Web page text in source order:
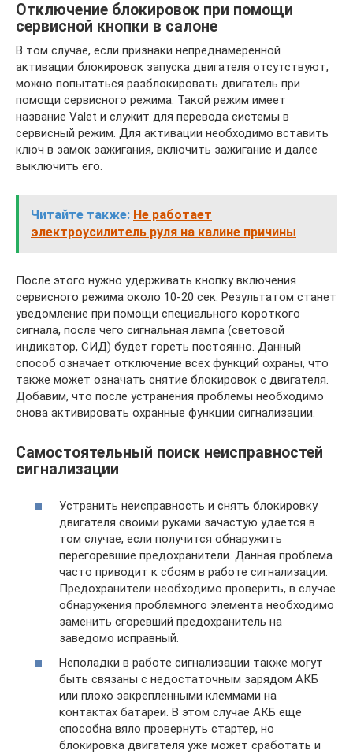
Отключение блокировок при помощи
сервисной кнопки в салоне
В том случае, если признаки непреднамеренной
активации блокировок запуска двигателя отсутствуют,
можно попытаться разблокировать двигатель при
помощи сервисного режима. Такой режим имеет
название Valet и служит для перевода системы в
сервисный режим. Для активации необходимо вставить
ключ в замок зажигания, включить зажигание и далее
выключить его.
Читайте также: Не работает
электроусилитель руля на калине причины
После этого нужно удерживать кнопку включения
сервисного режима около 10-20 сек. Результатом станет
уведомление при помощи специального короткого
сигнала, после чего сигнальная лампа (световой
индикатор, СИД) будет гореть постоянно. Данный
способ означает отключение всех функций охраны, что
также может означать снятие блокировок с двигателя.
Добавим, что после устранения проблемы необходимо
снова активировать охранные функции сигнализации.
Самостоятельный поиск неисправностей
сигнализации
Устранить неисправность и снять блокировку
двигателя своими руками зачастую удается в
том случае, если получится обнаружить
перегоревшие предохранители. Данная проблема
часто приводит к сбоям в работе сигнализации.
Предохранители необходимо проверить, в случае
обнаружения проблемного элемента необходимо
заменить сгоревший предохранитель на
заведомо исправный.
Неполадки в работе сигнализации также могут
быть связаны с недостаточным зарядом АКБ
или плохо закрепленными клеммами на
контактах батареи. В этом случае АКБ еще
способна вяло провернуть стартер, но
блокировка двигателя уже может сработать и